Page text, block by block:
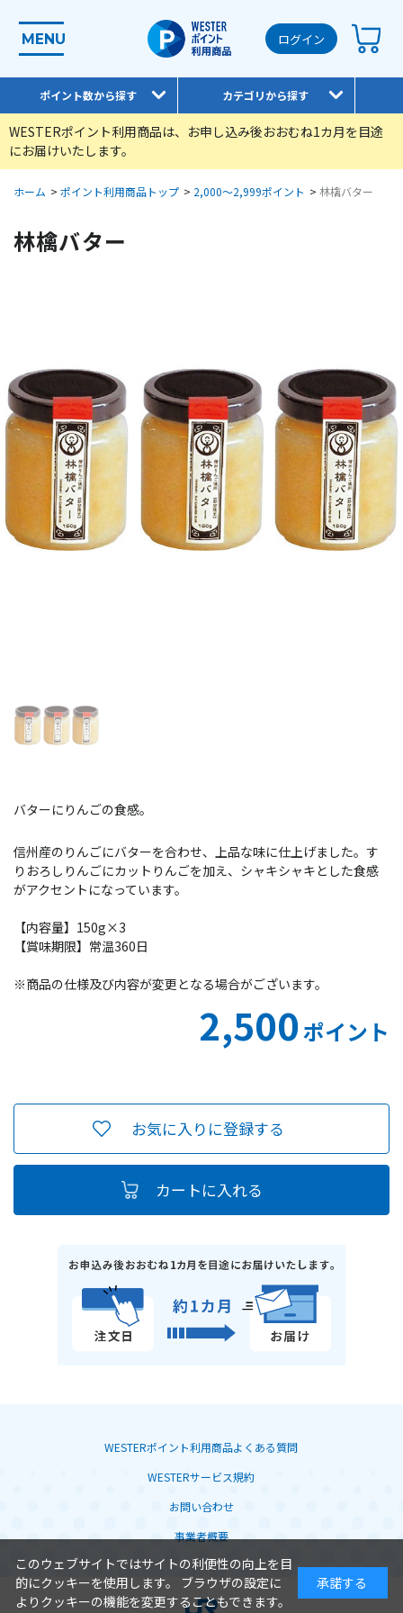
MENU ログイン
ポイント数から探す カテゴリから探す
WESTERポイント利用商品は、お申し込み後おおむね1カ月を目途
にお届けいたします。
ホーム > ポイント利用商品トップ > 2,000～2,999ポイント > 林檎バター
林檎バター
バターにりんごの食感。
信州産のりんごにバターを合わせ、上品な味に仕上げました。す
りおろしりんごにカットりんごを加え、シャキシャキとした食感
がアクセントになっています。
【内容量】150g×3
【賞味期限】常温360日
※商品の仕様及び内容が変更となる場合がございます。
2,500ポイント
お気に入りに登録する
WESTERポイント利用商品よくある質問
WESTERサービス規約
お問い合わせ
事業者概要
このウェブサイトではサイトの利便性の向上を目
的にクッキーを使用します。 ブラウザの設定に
よりクッキーの機能を変更することもできます。
承諾する